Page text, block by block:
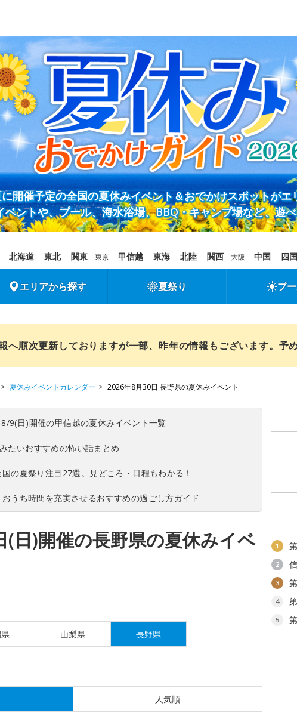
開催予定の全国の夏休みイベント＆おでかけスポットがエ
ベントや、プール、海水浴場、BBQ・キャンプ場など、遊
北海道 東北 関東 東京 甲信越 東海 北陸 関西 大阪 中国 四国
エリアから探す 夏祭り プ
へ順次更新しておりますが一部、昨年の情報もございます。予
夏休みイベントカレンダー 2026年8月30日 長野県の夏休みイベント
9(日)開催の甲信越の夏休みイベント一覧
たいおすすめの怖い話まとめ
国の夏祭り注目27選。見どころ・日程もわかる！
おうち時間を充実させるおすすめの過ごし方ガイド
(日)開催の長野県の夏休みイベ
山梨県 長野県
人気順
1
2
3
4
5